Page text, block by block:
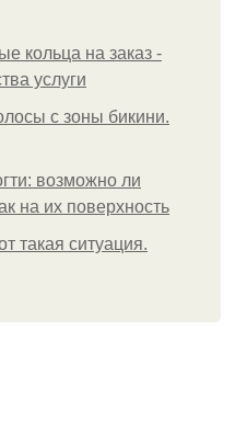
кольца на заказ -
услуги
с зоны бикини.
возможно ли
на их поверхность
такая ситуация.